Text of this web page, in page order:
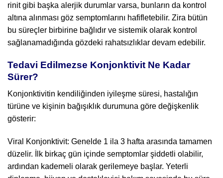
rinit gibi başka alerjik durumlar varsa, bunların da kontrol
altına alınması göz semptomlarını hafifletebilir. Zira bütün
bu süreçler birbirine bağlıdır ve sistemik olarak kontrol
sağlanamadığında gözdeki rahatsızlıklar devam edebilir.
Tedavi Edilmezse Konjonktivit Ne Kadar
Sürer?
Konjonktivitin kendiliğinden iyileşme süresi, hastalığın
türüne ve kişinin bağışıklık durumuna göre değişkenlik
gösterir:
Viral Konjonktivit: Genelde 1 ila 3 hafta arasında tamamen
düzelir. İlk birkaç gün içinde semptomlar şiddetli olabilir,
ardından kademeli olarak gerilemeye başlar. Yeterli